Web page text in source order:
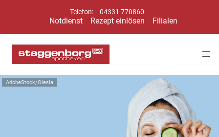
Telefon: 04331 770860
Notdienst Rezept einlösen Filialen
AdobeStock/Olesia